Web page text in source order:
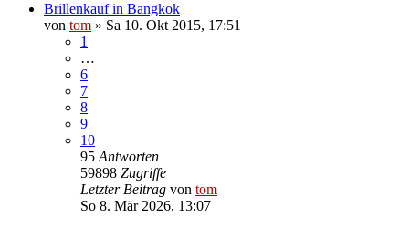
Brillenkauf in Bangkok
von tom » Sa 10. Okt 2015, 17:51
1
…
6
7
8
9
10
95Antworten
59898 Zugriffe
Letzter Beitrag von tom
So 8. Mär 2026, 13:07